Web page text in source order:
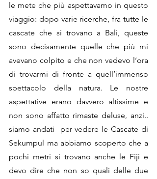
le mete che più aspettavamo in questo
viaggio: dopo varie ricerche, fra tutte le
cascate che si trovano a Bali, queste
sono decisamente quelle che più mi
avevano colpito e che non vedevo l’ora
di trovarmi di fronte a quell’immenso
spettacolo della natura. Le nostre
aspettative erano davvero altissime e
non sono affatto rimaste deluse, anzi..
siamo andati  per vedere le Cascate di
Sekumpul ma abbiamo scoperto che a
pochi metri si trovano anche le Fiji e
devo dire che non so quali delle due